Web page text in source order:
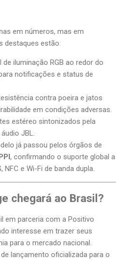
em números, mas em
destaques estão:
de iluminação RGB ao redor do
notificações e status de
contra poeira e jatos
em condições adversas.
estéreo sintonizados pela
JBL.
já passou pelos órgãos de
, confirmando o suporte global a
e Wi-Fi de banda dupla.
chegará ao Brasil?
em parceria com a Positivo
interesse em trazer seus
para o mercado nacional.
lançamento oficializada para o